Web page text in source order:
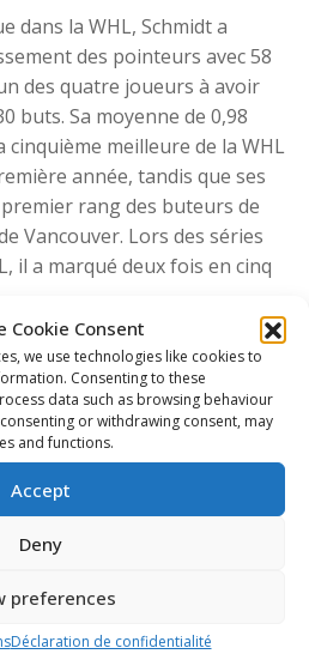
Cookie Consent
we use technologies like cookies to
Consenting to these
data such as browsing behaviour
or withdrawing consent, may
and functions.
Accept
Deny
preferences
Déclaration de confidentialité
dans la WHL, Schmidt a
des pointeurs avec 58
des quatre joueurs à avoir
buts. Sa moyenne de 0,98
meilleure de la WHL
année, tandis que ses
rang des buteurs de
Vancouver. Lors des séries
il a marqué deux fois en cinq
du filet lors du Défi mondial
17 ans 2023, où il a marqué
dont le but gagnant en
Unis en finale. Le joueur
joueurs (avec McKenna) de
marqué plus de 30 buts la
This Article